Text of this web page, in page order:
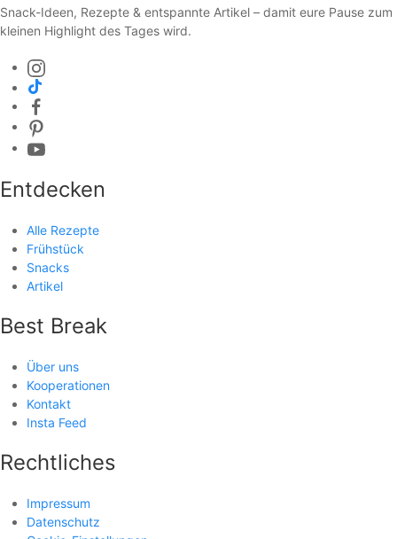
Snack-Ideen, Rezepte & entspannte Artikel – damit eure Pause zum
kleinen Highlight des Tages wird.
Entdecken
Alle Rezepte
Frühstück
Snacks
Artikel
Best Break
Über uns
Kooperationen
Kontakt
Insta Feed
Rechtliches
Impressum
Datenschutz